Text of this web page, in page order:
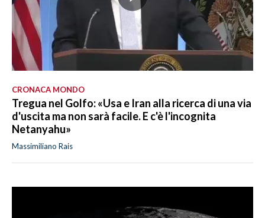
CRONACA MONDO
Tregua nel Golfo: «Usa e Iran alla ricerca di una via
d'uscita ma non sarà facile. E c'è l'incognita
Netanyahu»
Massimiliano Rais